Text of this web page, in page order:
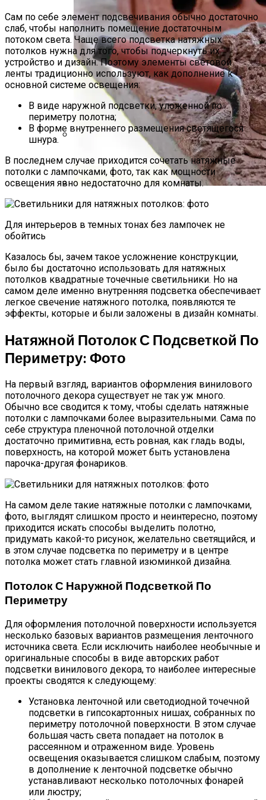
ProGrade Digital CFexpress Type B – Карта
Памяти На 1,3 ТБ За $1460
В Чем Достоинства Монтажного
Сам по себе элемент подсвечивания обычно достаточно
слаб, чтобы наполнить помещение достаточным
потоком света. Чаще всего подсветка натяжных
потолков нужна для того, чтобы подчеркнуть их
устройство и дизайн. Поэтому элементы световой
ленты традиционно используют, как дополнение к
основной системе освещения:
В виде наружной подсветки, уложенной по
периметру полотна;
В форме внутреннего размещения светящегося
шнура.
В последнем случае приходится сочетать натяжные
потолки с лампочками, фото, так как мощности
освещения явно недостаточно для комнаты.
Для интерьеров в темных тонах без лампочек не
обойтись
Казалось бы, зачем такое усложнение конструкции,
было бы достаточно использовать для натяжных
потолков квадратные точечные светильники. Но на
самом деле именно внутренняя подсветка обеспечивает
легкое свечение натяжного потолка, появляются те
эффекты, которые и были заложены в дизайн комнаты.
Натяжной Потолок С Подсветкой По
Периметру: Фото
На первый взгляд, вариантов оформления винилового
потолочного декора существует не так уж много.
Обычно все сводится к тому, чтобы сделать натяжные
потолки с лампочками более выразительными. Сама по
себе структура пленочной потолочной отделки
достаточно примитивна, есть ровная, как гладь воды,
поверхность, на которой может быть установлена
парочка-другая фонариков.
На самом деле такие натяжные потолки с лампочками,
фото, выглядят слишком просто и неинтересно, поэтому
приходится искать способы выделить полотно,
придумать какой-то рисунок, желательно светящийся, и
в этом случае подсветка по периметру и в центре
потолка может стать главной изюминкой дизайна.
Потолок С Наружной Подсветкой По
Периметру
Для оформления потолочной поверхности используется
несколько базовых вариантов размещения ленточного
источника света. Если исключить наиболее необычные и
оригинальные способы в виде авторских работ
подсветки винилового декора, то наиболее интересные
проекты сводятся к следующему:
Установка ленточной или светодиодной точечной
подсветки в гипсокартонных нишах, собранных по
периметру потолочной поверхности. В этом случае
большая часть света попадает на потолок в
рассеянном и отраженном виде. Уровень
освещения оказывается слишком слабым, поэтому
в дополнение к ленточной подсветке обычно
устанавливают несколько потолочных фонарей
или люстру;